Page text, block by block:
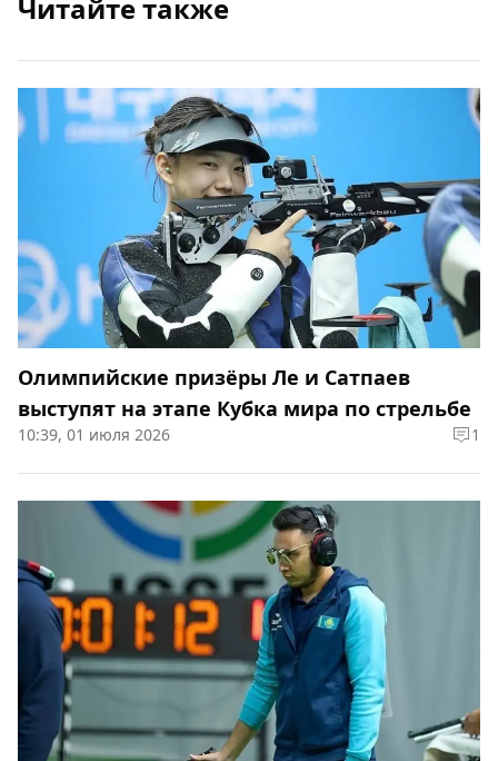
Читайте также
Олимпийские призёры Ле и Сатпаев
выступят на этапе Кубка мира по стрельбе
10:39, 01 июля 2026 1